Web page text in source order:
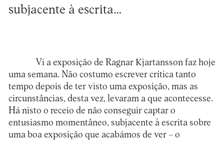
subjacente à escrita…
Vi a exposição de Ragnar Kjartansson faz hoje
uma semana. Não costumo escrever crítica tanto
tempo depois de ter visto uma exposição, mas as
circunstâncias, desta vez, levaram a que acontecesse.
Há nisto o receio de não conseguir captar o
entusiasmo momentâneo, subjacente à escrita sobre
uma boa exposição que acabámos de ver – o